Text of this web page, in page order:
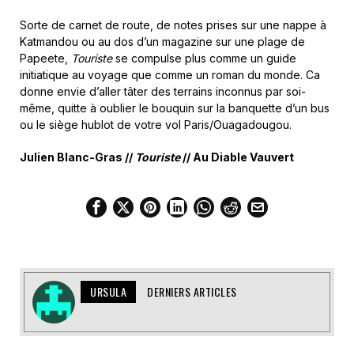
Sorte de carnet de route, de notes prises sur une nappe à
Katmandou ou au dos d’un magazine sur une plage de
Papeete,
Touristese compulse plus comme un guide
initiatique au voyage que comme un roman du monde. Ca
donne envie d’aller tâter des terrains inconnus par soi-
même, quitte à oublier le bouquin sur la banquette d’un bus
ou le siège hublot de votre vol Paris/Ouagadougou.
Julien Blanc-Gras // Touriste// Au Diable Vauvert
URSULA DERNIERS ARTICLES